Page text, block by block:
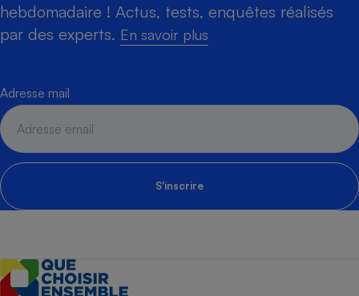
hebdomadaire ! Actus, tests, enquêtes réalisés
par des experts. En savoir plus
Adresse mail
S'inscrire